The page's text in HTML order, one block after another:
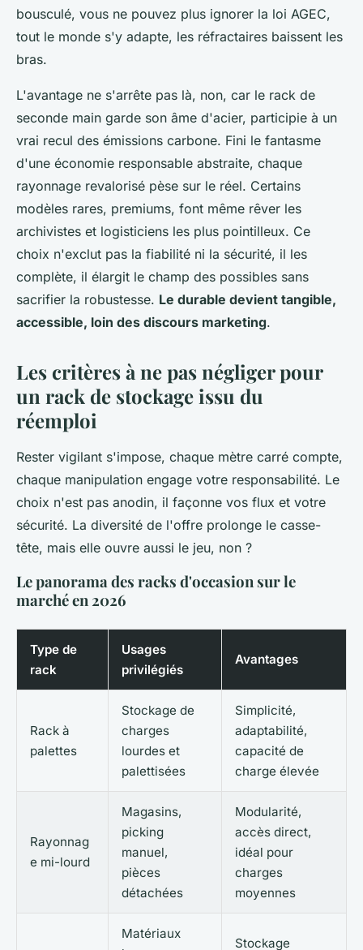
bousculé, vous ne pouvez plus ignorer la loi AGEC,
tout le monde s'y adapte, les réfractaires baissent les
bras.
L'avantage ne s'arrête pas là, non, car le rack de
seconde main garde son âme d'acier, participie à un
vrai recul des émissions carbone. Fini le fantasme
d'une économie responsable abstraite, chaque
rayonnage revalorisé pèse sur le réel. Certains
modèles rares, premiums, font même rêver les
archivistes et logisticiens les plus pointilleux. Ce
choix n'exclut pas la fiabilité ni la sécurité, il les
complète, il élargit le champ des possibles sans
sacrifier la robustesse. Le durable devient tangible,
accessible, loin des discours marketing.
Les critères à ne pas négliger pour
un rack de stockage issu du
réemploi
Rester vigilant s'impose, chaque mètre carré compte,
chaque manipulation engage votre responsabilité. Le
choix n'est pas anodin, il façonne vos flux et votre
sécurité. La diversité de l'offre prolonge le casse-
tête, mais elle ouvre aussi le jeu, non ?
Le panorama des racks d'occasion sur le
marché en 2026
Type de
rack
Usages
privilégiés
Avantages
Rack à
palettes
Stockage de
charges
lourdes et
palettisées
Simplicité,
adaptabilité,
capacité de
charge élevée
Rayonnag
e mi-lourd
Magasins,
picking
manuel,
pièces
détachées
Modularité,
accès direct,
idéal pour
charges
moyennes
Matériaux
Stockage